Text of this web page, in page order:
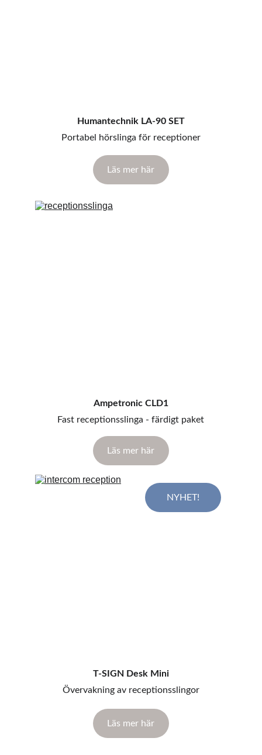
Humantechnik LA-90 SET
Portabel hörslinga för receptioner
Ampetronic CLD1
Fast receptionsslinga - färdigt paket
T-SIGN Desk Mini
Övervakning av receptionsslingor
Läs mer här
Läs mer här
Läs mer här
NYHET!